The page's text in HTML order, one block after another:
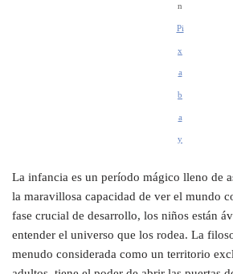
n
Pi
x
a
b
a
y
La infancia es un período mágico lleno de
la maravillosa capacidad de ver el mundo
fase crucial de desarrollo, los niños están
entender el universo que los rodea. La
menudo considerada como un territorio